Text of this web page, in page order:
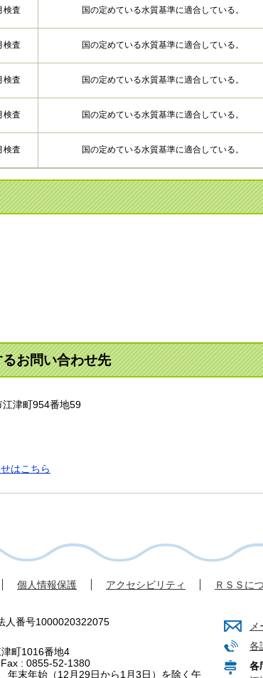
検査 国の定めている水質基準に適合している。
検査 国の定めている水質基準に適合している。
検査 国の定めている水質基準に適合している。
検査 国の定めている水質基準に適合している。
検査 国の定めている水質基準に適合している。
お問い合わせ先
江津町954番地59
はこちら
個人情報保護 アクセシビリティ ＲＳＳに
人番号1000020322075
町1016番地4
: 0855-52-1380
年末年始（12月29日から1月3日）を除く午
各
各